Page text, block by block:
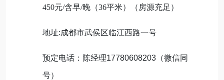
450元/含早/晚（36平米）（房源充足）
地址:成都市武侯区临江西路一号
预定电话：陈经理17780608203（微信同
号）